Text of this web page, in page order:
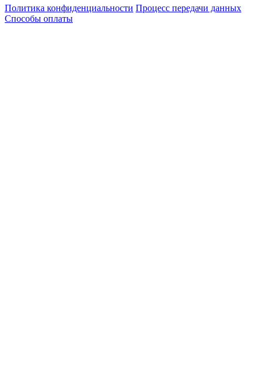
Политика конфиденциальности Процесс передачи данных
Способы оплаты